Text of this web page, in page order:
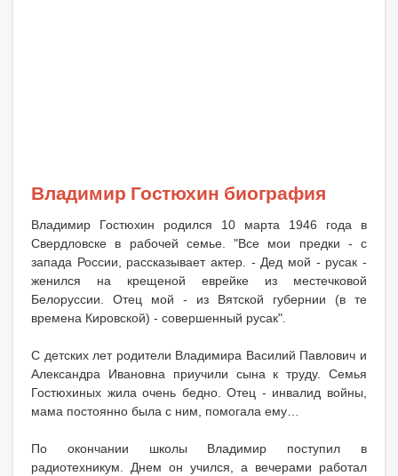
Владимир Гостюхин биография
Владимир Гостюхин родился 10 марта 1946 года в
Свердловске в рабочей семье. "Все мои предки - с
запада России, рассказывает актер. - Дед мой - русак -
женился на крещеной еврейке из местечковой
Белоруссии. Отец мой - из Вятской губернии (в те
времена Кировской) - совершенный русак".
С детских лет родители Владимира Василий Павлович и
Александра Ивановна приучили сына к труду. Семья
Гостюхиных жила очень бедно. Отец - инвалид войны,
мама постоянно была с ним, помогала ему…
По окончании школы Владимир поступил в
радиотехникум. Днем он учился, а вечерами работал